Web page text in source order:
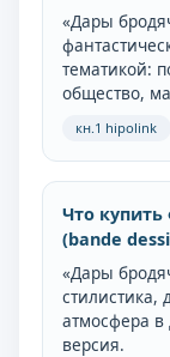
«Дары
тематикой:
общество,
кн.1 hipolink
Что
(bande
«Дары
стилистика,
атмосфера в
версия.